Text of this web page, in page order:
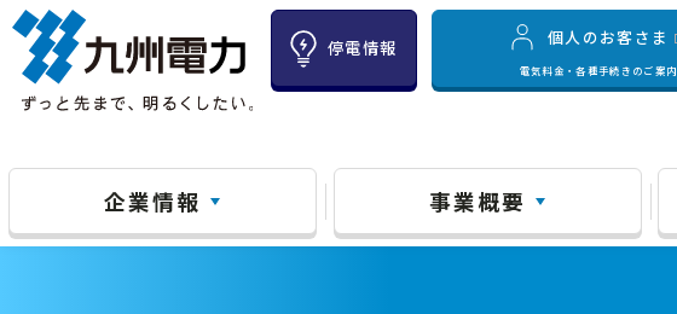
停電情報
個人のお客さま
電気料金・各種手続きのご案内
企業情報 事業概要